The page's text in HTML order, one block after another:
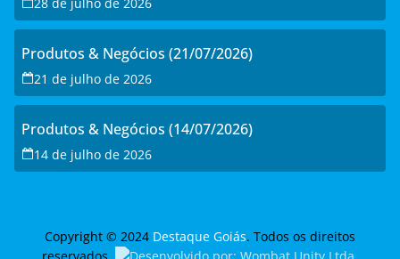
Produtos & Negócios (21/07/2026)
21 de julho de 2026
Produtos & Negócios (14/07/2026)
14 de julho de 2026
Copyright © 2024 Destaque Goiás. Todos os direitos